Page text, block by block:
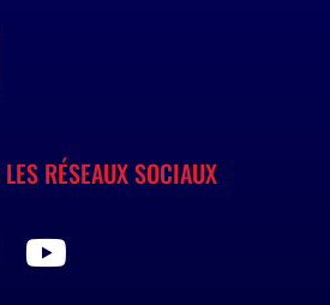
RÉSEAUX SOCIAUX